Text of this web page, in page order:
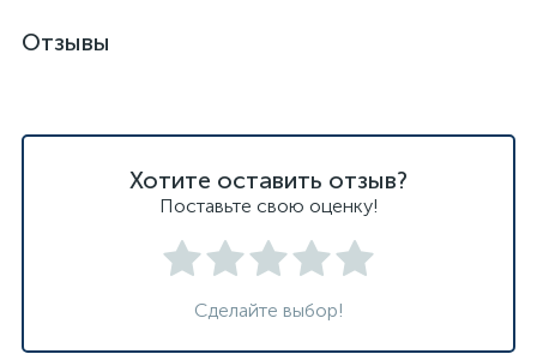
Отзывы
Хотите оставить отзыв?
Поставьте свою оценку!
Сделайте выбор!